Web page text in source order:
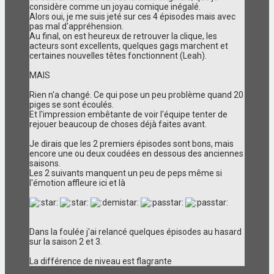
considère comme un joyau comique inégalé.
Alors oui, je me suis jeté sur ces 4 épisodes mais avec
pas mal d'appréhension.
Au final, on est heureux de retrouver la clique, les
acteurs sont excellents, quelques gags marchent et
certaines nouvelles têtes fonctionnent (Leah).
MAIS
Rien n'a changé. Ce qui pose un peu problème quand 20
piges se sont écoulés.
Et l'impression embêtante de voir l'équipe tenter de
rejouer beaucoup de choses déjà faites avant.
Je dirais que les 2 premiers épisodes sont bons, mais
encore une ou deux coudées en dessous des anciennes
saisons.
Les 2 suivants manquent un peu de peps même si
l'émotion affleure ici et là
Dans la foulée j'ai relancé quelques épisodes au hasard
sur la saison 2 et 3.
La différence de niveau est flagrante